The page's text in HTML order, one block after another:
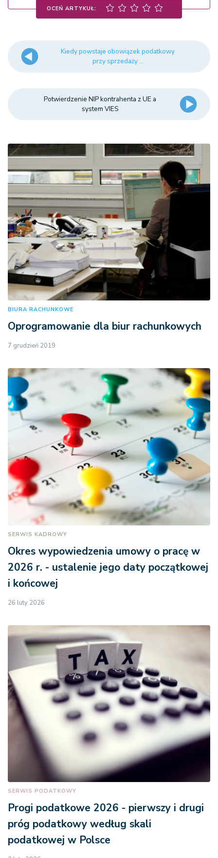
OCEŃ ARTYKUŁ:
Kiedy powstaje obowiązek podatkowy
przy sprzedaży ...
Potwierdzenie NIP kontrahenta z UE a
system VIES
BIURA RACHUNKOWE
Oprogramowanie dla biur rachunkowych
7 grudzień 2019
SERWIS KADROWY
Okres wypowiedzenia umowy o pracę w
2026 r. - ustalenie jego daty początkowej
i końcowej
26 luty 2026
SERWIS PODATKOWY
Progi podatkowe 2026 - pierwszy i drugi
próg podatkowy według skali
podatkowej w Polsce